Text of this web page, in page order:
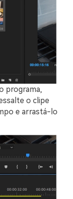
programa,
o clipe
e arrastá-lo